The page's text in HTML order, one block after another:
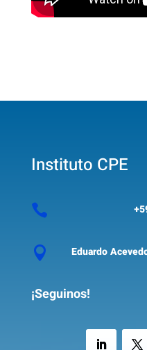
Instituto CPE

 Eduardo
¡Seguinos!